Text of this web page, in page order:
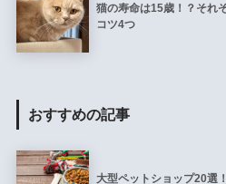
猫の寿命は15歳！？それ
コツ4つ
おすすめの記事
大型ペットショップ20選